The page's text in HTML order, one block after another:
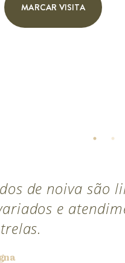
MARCAR VISITA
de noiva são
e